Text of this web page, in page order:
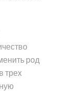
род
трех